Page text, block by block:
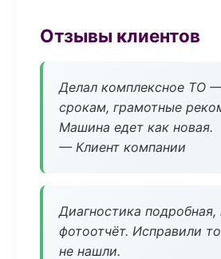
Отзывы клиентов
Делал комплексное ТО
срокам, грамотные
Машина едет как новая.
— Клиент компании
Диагностика
фотоотчёт. Исправили
не нашли.